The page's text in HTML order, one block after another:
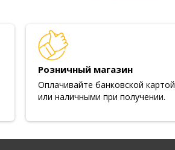
Розничный магазин
Оплачивайте банковской картой
или наличными при получении.